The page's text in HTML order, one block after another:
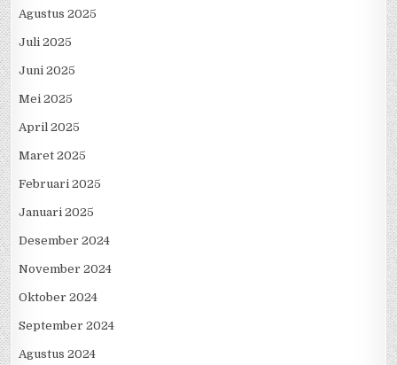
Agustus 2025
Juli 2025
Juni 2025
Mei 2025
April 2025
Maret 2025
Februari 2025
Januari 2025
Desember 2024
November 2024
Oktober 2024
September 2024
Agustus 2024